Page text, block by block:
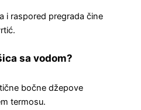
i raspored pregrada čine
sa vodom?
bočne džepove
termosu.